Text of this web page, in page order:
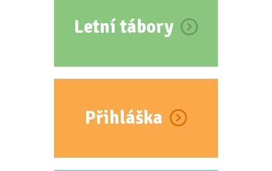
Letní tábory
Přihláška